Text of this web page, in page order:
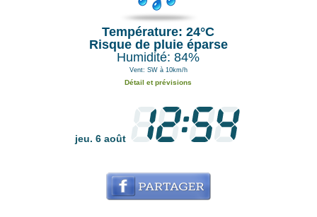
Température: 24°C
Risque de pluie éparse
Humidité: 84%
Vent: SW à 10km/h
Détail et prévisions
jeu. 6 août